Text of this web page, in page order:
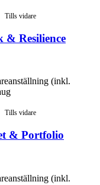
Tills vidare
& Resilience
(inkl.
Tills vidare
& Portfolio
(inkl.